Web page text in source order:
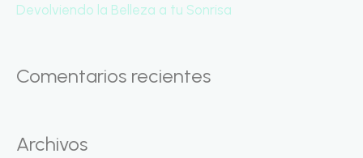
Devolviendo la Belleza a tu Sonrisa
Comentarios recientes
Archivos